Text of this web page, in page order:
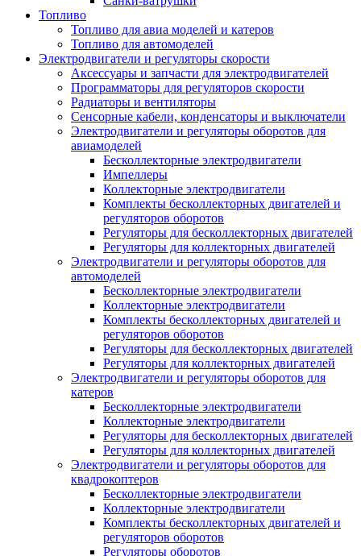
Топливо
Топливо для авиа моделей и катеров
Топливо для автомоделей
Электродвигатели и регуляторы скорости
Аксессуары и запчасти для электродвигателей
Программаторы для регуляторов скорости
Радиаторы и вентиляторы
Сенсорные кабели, конденсаторы и выключатели
Электродвигатели и регуляторы оборотов для
авиамоделей
Бесколлекторные электродвигатели
Импеллеры
Коллекторные электродвигатели
Комплекты бесколлекторных двигателей и
регуляторов оборотов
Регуляторы для бесколлекторных двигателей
Регуляторы для коллекторных двигателей
Электродвигатели и регуляторы оборотов для
автомоделей
Бесколлекторные электродвигатели
Коллекторные электродвигатели
Комплекты бесколлекторных двигателей и
регуляторов оборотов
Регуляторы для бесколлекторных двигателей
Регуляторы для коллекторных двигателей
Электродвигатели и регуляторы оборотов для
катеров
Бесколлекторные электродвигатели
Коллекторные электродвигатели
Регуляторы для бесколлекторных двигателей
Регуляторы для коллекторных двигателей
Электродвигатели и регуляторы оборотов для
квадрокоптеров
Бесколлекторные электродвигатели
Коллекторные электродвигатели
Комплекты бесколлекторных двигателей и
регуляторов оборотов
Регуляторы оборотов